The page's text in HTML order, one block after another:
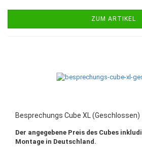
ZUM ARTIKEL
Besprechungs Cube XL (Geschlossen)
Der angegebene Preis des Cubes
Montage in Deutschland.